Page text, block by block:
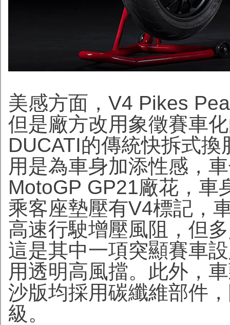
美感方面，V4 Pikes
但是廠方改用象徵賽車
DUCATI的傳統快拆式
用是為車身加添性感，
MotoGP GP21廠花，車
乘客座墊壓有V4標記，
高速行駛增壓風阻，但
這是其中一項突顯賽車
用透明高風擋。此外，
沙版均採用碳纖維部件
級。